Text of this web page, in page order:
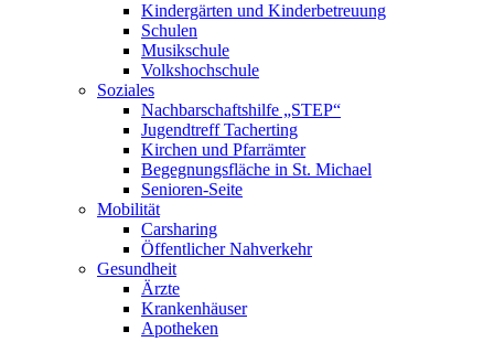
Kindergärten und Kinderbetreuung
Schulen
Musikschule
Volkshochschule
Soziales
Nachbarschaftshilfe „STEP“
Jugendtreff Tacherting
Kirchen und Pfarrämter
Begegnungsfläche in St. Michael
Senioren-Seite
Mobilität
Carsharing
Öffentlicher Nahverkehr
Gesundheit
Ärzte
Krankenhäuser
Apotheken